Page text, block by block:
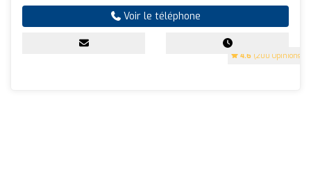
4.6 (200 Opinions)
Voir le téléphone